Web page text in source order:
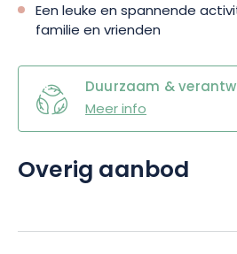
Een leuke en spannende
familie en vrienden
Duurzaam &
Meer info
Overig aanbod